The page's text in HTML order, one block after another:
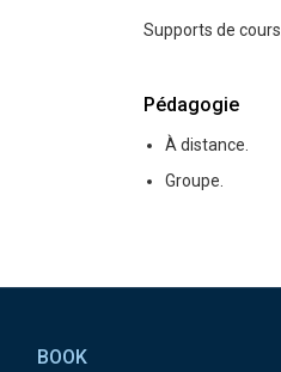
Supports de cours.
Pédagogie
À distance.
Groupe.
BOOK